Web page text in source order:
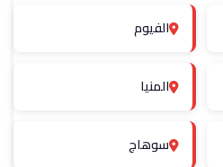
الفيوم
المنيا
سوهاج